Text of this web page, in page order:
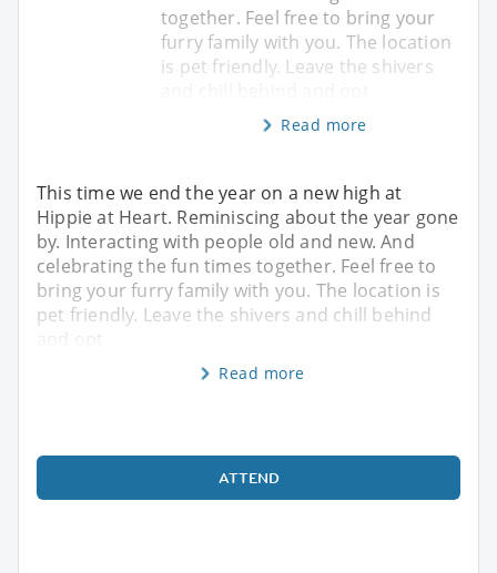
together. Feel free to bring your
furry family with you. The location
is pet friendly. Leave the shivers
Read more
This time we end the year on a new high at
Hippie at Heart. Reminiscing about the year gone
by. Interacting with people old and new. And
celebrating the fun times together. Feel free to
bring your furry family with you. The location is
pet friendly. Leave the shivers and chill behind
Read more
ATTEND